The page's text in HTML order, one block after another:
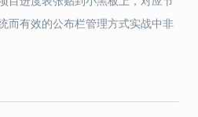
而有效的公布栏管理方式实战中非